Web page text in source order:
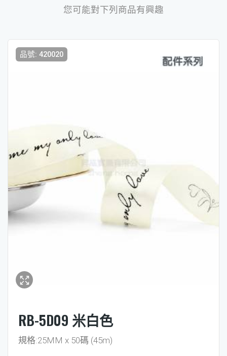
您可能對下列商品有興趣
品號: 420020
RB-5D09 米白色
規格:25MM x 50碼 (45m)